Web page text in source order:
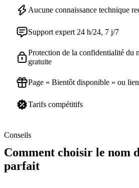
Aucune connaissance technique
Support expert 24 h/24, 7 j/7
Protection de la confidentialité du
gratuite
Page « Bientôt disponible » ou
Tarifs compétitifs
Conseils
Comment choisir le nom
parfait